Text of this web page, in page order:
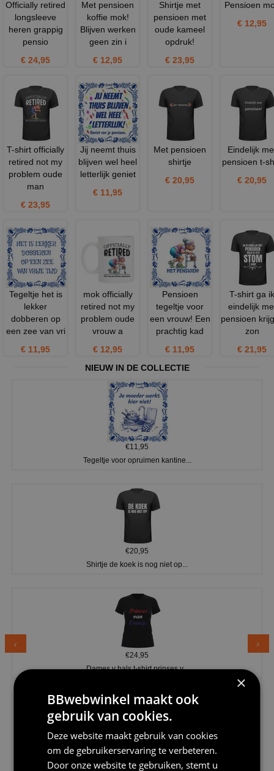
Officially retired
longsleeve
heren grappig
pensio
€ 24,95
Met pensioen
koffie mok!
Blijven werken
geen zin i
€ 12,95
Shirtje met
pensioen met
oude kameel
opdruk!
€ 23,95
Pensioen
€ 12,95
T-shirt officially
retired not my
problem oude
man
€ 23,95
Jij neemt thuis
blijven wel heel
letterlijk geniet
€ 11,95
Met pensioen
shirtje
€ 20,95
Eindelijk
pensioen t-
€ 20,95
Tegeltje het is
lekker
dobberen op
een zee van vri
€ 11,95
mok officially
retired not my
problem oude
vrouw a
€ 12,95
Pensioen
tegeltje voor
een vrouw! Een
prachtig kad
€ 11,95
T-shirt ga ik
eindelijk
pensioen
zon
€ 21,95
NIEUW IN DE COLLECTIE
€11,95
Tegeltje voor opruimen kantine...
€20,95
Shirtje de koek is nog niet op...
€24,95
Dames v hals t-shirt prinses v...
×
BBwebwinkel maakt ook
gebruik van cookies.
Deze website maakt gebruik van cookies
om de gebruikerservaring te verbeteren.
Door onze website te gebruiken, stemt u